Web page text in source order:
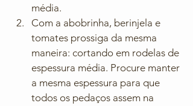
média.
Com a abobrinha, berinjela e
tomates prossiga da mesma
maneira: cortando em rodelas de
espessura média. Procure manter
a mesma espessura para que
todos os pedaços assem na